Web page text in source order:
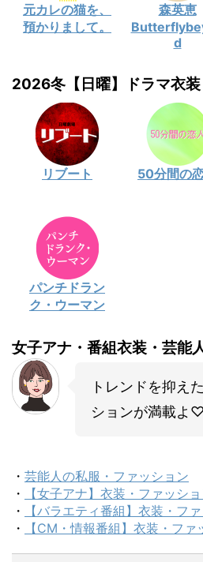
元カレの猫を、
預かりまして。
森英恵
d
2026冬【日曜】ドラマ衣装
リブート 50分間の
パンチドラン
ク・ウーマン
女子アナ・番組衣装・芸能
トレンドを抑え
ションが満載よ♡
・ 芸能人の私服・ファッション
・
【女子アナ】衣装・ファッシ
・
【バラエティ番組】衣装・フ
・
【CM・情報番組】衣装・ファ